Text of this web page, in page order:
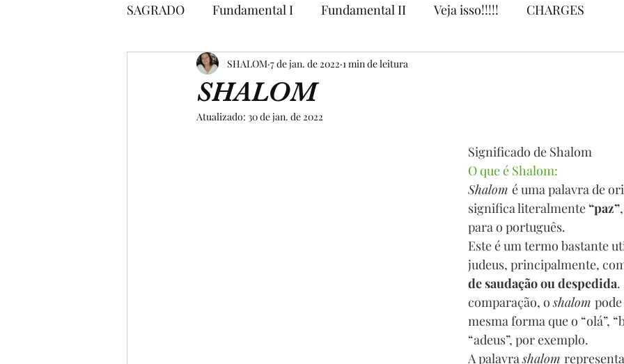
SAGRADO Fundamental I Fundamental II Veja isso!!!!! CHARGES
GRÁFICOS E PESQUISAS VÍDEOS LIVROS
BIOGRAFIAS 6º ANO 7º ANO
CONTOS DE FADAS E FÁBULAS
MITO EJA
SHALOM
SHALOM 7 de jan. de 2022 1 min de leitura
Atualizado: 30 de jan. de 2022
Significado de Shalom
O que é Shalom:
Shalom é uma palavra de
significa literalmente “paz”
para o português.
Este é um termo bastante
judeus, principalmente,
de saudação ou despedida.
comparação, o shalom
mesma forma que o “olá”,
“adeus”, por exemplo.
A palavra shalom